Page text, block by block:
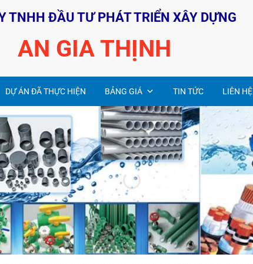
TNHH ĐẦU TƯ PHÁT TRIỂN XÂY DỰNG
AN GIA THỊNH
DỰ ÁN ĐÃ THỰC HIỆN BẢNG GIÁ TIN TỨC LIÊN HỆ